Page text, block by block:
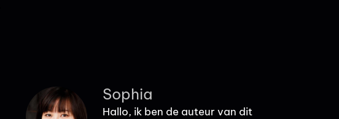
Sophia
Hallo, ik ben de auteur van dit